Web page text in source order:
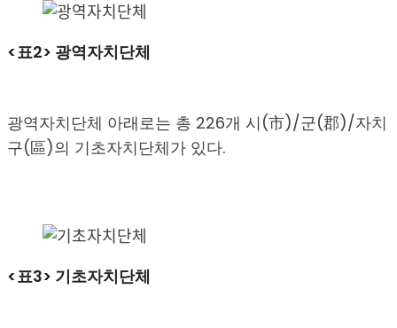
<표2> 광역자치단체
광역자치단체 아래로는 총 226개 시(市)/군(郡)/자치
구(區)의 기초자치단체가 있다.
<표3> 기초자치단체